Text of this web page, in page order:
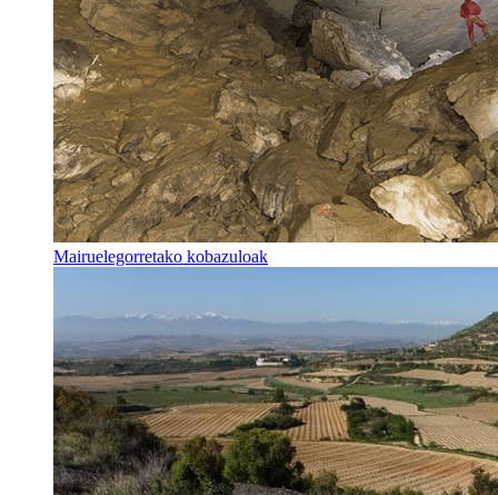
Mairuelegorretako kobazuloak